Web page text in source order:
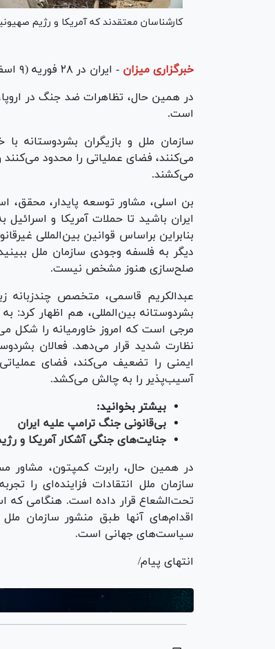
کارشناسان معتقدند که آمریکا و رژیم
خبرگزاری میزان - ایران در ۲۸ فوریه (۹ اسفند) مورد تجاوز نظامی آمریکا و رژیم صهیونیستی قرار گرفت.
در همین حال، تظاهرات ضد جنگ در اروپا،
است.
سازمان ملل و بازیگران بشردوستانه
می‌کنند، فضای عملیاتی را محدود
می‌کشند.
بن اسلی، مشاور توسعه پایدار، محقق،
ایران باشید تا حملات آمریکا و
بنابراین براساس قوانین بین‌المللی
دیگر به فلسفه وجودی سازمان ملل
صلح‌سازی هنوز مشخص نیست.
عبدالکریم قاسمی، متخصص چندزبانه
بشردوستانه بین‌المللی، هم اظهار کرد:
مرجی است که امروز خاورمیانه را شکل
نظارت شدید قرار می‌دهد. فعالان
ایمنی را تضعیف می‌کند، فضای
آسیب‌پذیر را به چالش می‌کشد.
بیشتر بخوانید:
بی‌قانونی جنگ ترامپ علیه ایران
جنایت‌های جنگی آشکار آمریکا و
سازمان ملل انتقادات فزاینده‌ای را
اقدام‌های آنها طبق منشور سازمان
سیاست‌های جهانی است.
انتهای پیام/